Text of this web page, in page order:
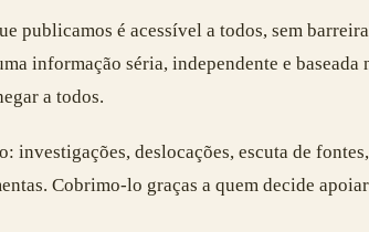
publicamos é acessível a todos, sem
informação séria, independente e baseada
a todos.
investigações, deslocações, escuta de
Cobrimo-lo graças a quem decide